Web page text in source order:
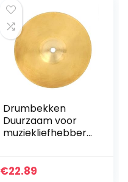
Drumbekken
Duurzaam voor
muziekliefhebbers.
€22.89